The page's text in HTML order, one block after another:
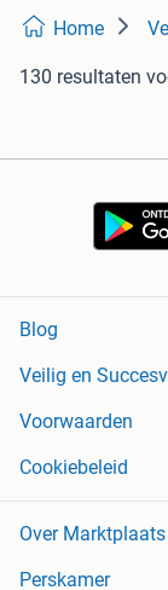
Home
130 resultaten
Blog
Veilig en
Voorwaarden
Cookiebeleid
Over Marktplaats
Perskamer